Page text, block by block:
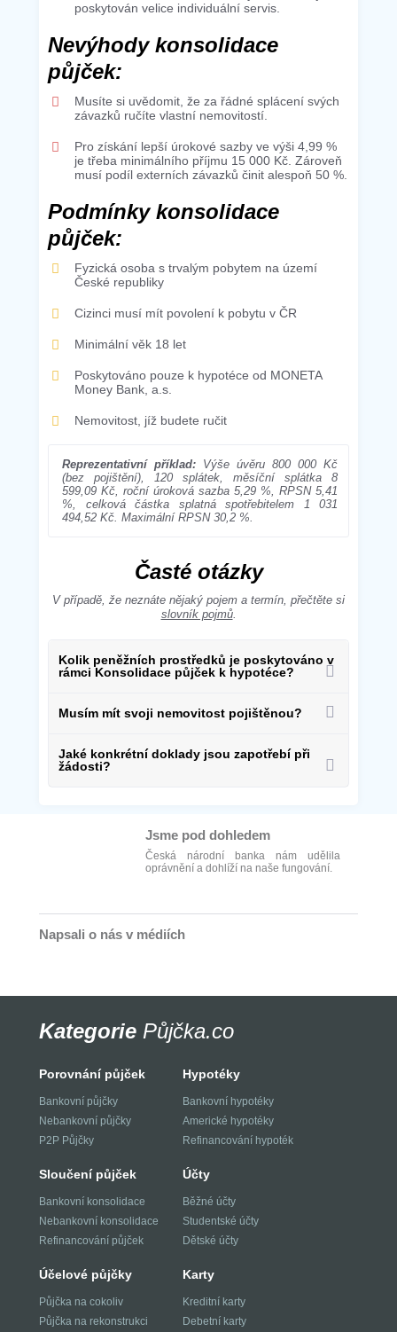
poskytován velice individuální servis.
Nevýhody konsolidace
půjček:
Musíte si uvědomit, že za řádné splácení svých
závazků ručíte vlastní nemovitostí.
Pro získání lepší úrokové sazby ve výši 4,99 %
je třeba minimálního příjmu 15 000 Kč. Zároveň
musí podíl externích závazků činit alespoň 50 %.
Podmínky konsolidace
půjček:
Fyzická osoba s trvalým pobytem na území
České republiky
Cizinci musí mít povolení k pobytu v ČR
Minimální věk 18 let
Poskytováno pouze k hypotéce od MONETA
Money Bank, a.s.
Nemovitost, jíž budete ručit
Reprezentativní příklad: Výše úvěru 800 000 Kč
(bez pojištění), 120 splátek, měsíční splátka 8
599,09 Kč, roční úroková sazba 5,29 %, RPSN 5,41
%, celková částka splatná spotřebitelem 1 031
494,52 Kč. Maximální RPSN 30,2 %.
Časté otázky
V případě, že neznáte nějaký pojem a termín, přečtěte si
slovník pojmů.
Kolik peněžních prostředků je poskytováno v
rámci Konsolidace půjček k hypotéce?
Musím mít svoji nemovitost pojištěnou?
Jaké konkrétní doklady jsou zapotřebí při
žádosti?
Jsme pod dohledem
Česká národní banka nám udělila
oprávnění a dohlíží na naše fungování.
Napsali o nás v médiích
Kategorie Půjčka.co
Porovnání půjček
Bankovní půjčky
Nebankovní půjčky
P2P Půjčky
Sloučení půjček
Bankovní konsolidace
Nebankovní konsolidace
Refinancování půjček
Účelové půjčky
Půjčka na cokoliv
Půjčka na rekonstrukci
Hypotéky
Bankovní hypotéky
Americké hypotéky
Refinancování hypoték
Účty
Běžné účty
Studentské účty
Dětské účty
Karty
Kreditní karty
Debetní karty